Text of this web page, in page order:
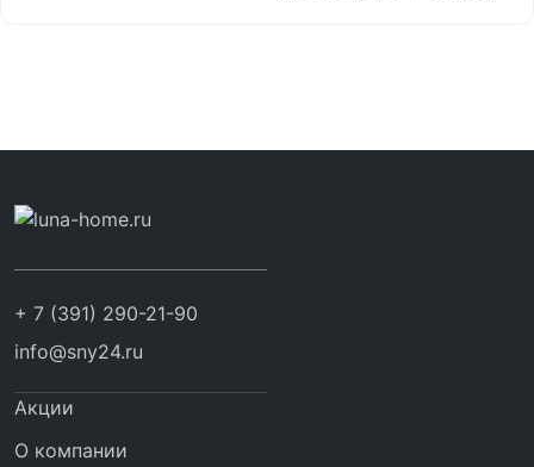
+ 7 (391) 290-21-90
info@sny24.ru
Акции
О компании